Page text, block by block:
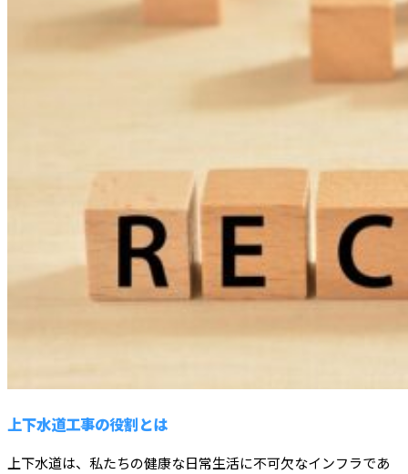
上下水道工事の役割とは
上下水道は、私たちの健康な日常生活に不可欠なインフラであ